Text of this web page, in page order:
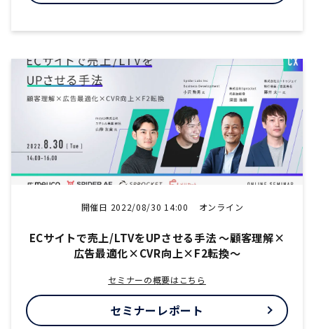
開催日 2022/08/30 14:00 オンライン
ECサイトで売上/LTVをUPさせる手法 〜顧客理解×
広告最適化×CVR向上×F2転換〜
セミナーの概要はこちら
セミナーレポート